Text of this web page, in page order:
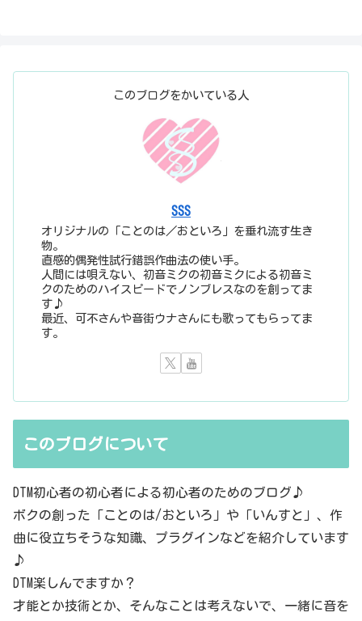
このブログをかいている人
SSS
オリジナルの「ことのは／おといろ」を垂れ流す生き
物。
直感的偶発性試行錯誤作曲法の使い手。
人間には唄えない、初音ミクの初音ミクによる初音ミ
クのためのハイスピードでノンブレスなのを創ってま
す♪
最近、可不さんや音街ウナさんにも歌ってもらってま
す。
このブログについて
DTM初心者の初心者による初心者のためのブログ♪
ボクの創った「ことのは/おといろ」や「いんすと」、作
曲に役立ちそうな知識、プラグインなどを紹介しています
♪
DTM楽しんでますか？
才能とか技術とか、そんなことは考えないで、一緒に音を